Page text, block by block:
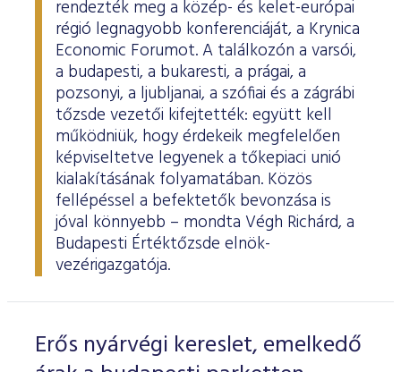
rendezték meg a közép- és kelet-európai
régió legnagyobb konferenciáját, a Krynica
Economic Forumot. A találkozón a varsói,
a budapesti, a bukaresti, a prágai, a
pozsonyi, a ljubljanai, a szófiai és a zágrábi
tőzsde vezetői kifejtették: együtt kell
működniük, hogy érdekeik megfelelően
képviseltetve legyenek a tőkepiaci unió
kialakításának folyamatában. Közös
fellépéssel a befektetők bevonzása is
jóval könnyebb – mondta Végh Richárd, a
Budapesti Értéktőzsde elnök-
vezérigazgatója.
Erős nyárvégi kereslet, emelkedő